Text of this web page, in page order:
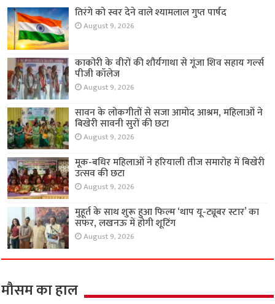
तिरंगे को स्वर देने वाले श्यामलाल गुप्त पार्षद
August 9, 2026
काकोरी के वीरों की शौर्यगाथा से गूंजा शिव सहाय गर्ल्स
पीजी कॉलेज
August 9, 2026
सावन के लोकगीतों से सजा आमोद आश्रम, महिलाओं ने
बिखेरी सावनी सुरों की छटा
August 9, 2026
मूक-बधिर महिलाओं ने हरियाली तीज समारोह में बिखेरी
उत्सव की छटा
August 9, 2026
मुहूर्त के साथ शुरू हुआ फिल्म ‘थाप यू-ट्यूबर स्टार’ का
सफर, लखनऊ में होगी शूटिंग
August 9, 2026
मौसम का हाल